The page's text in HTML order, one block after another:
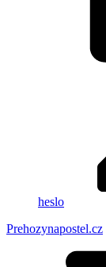
heslo
Prehozynapostel.cz